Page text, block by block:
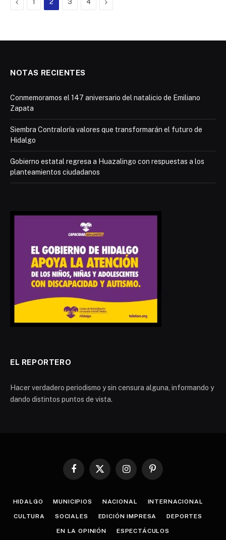
1 2 3 4
NOTAS RECIENTES
Conmemoramos el 147 aniversario del natalicio de Emiliano
Zapata
Siembra Contraloría valores que transformarán el futuro de
Hidalgo
Gobierno estatal regresa a Huazalingo con respuestas a los
planteamientos ciudadanos
EL REPORTERO
Hacer verdadero periodismo y sin censura alguna, informando y
dando distintos puntos de vista.
Facebook
X
InstagramPinterest
HIDALGO MUNICIPIOS NACIONAL INTERNACIONAL
CULTURA SOCIALES EDICIÓN IMPRESA DEPORTES
EN LA OPINIÓN ESPECTÁCULOS